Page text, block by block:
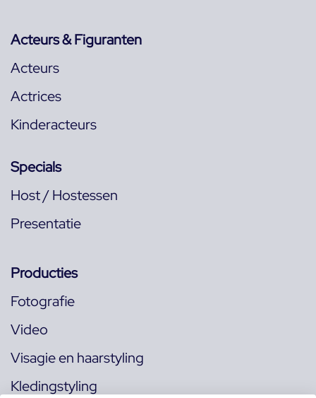
Acteurs & Figuranten
Acteurs
Actrices
Kinderacteurs
Specials
Host / Hostessen
Presentatie
Producties
Fotografie
Video
Visagie en haarstyling
Kledingstyling